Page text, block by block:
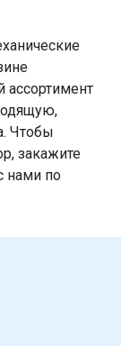
Чтобы
закажите
нами по